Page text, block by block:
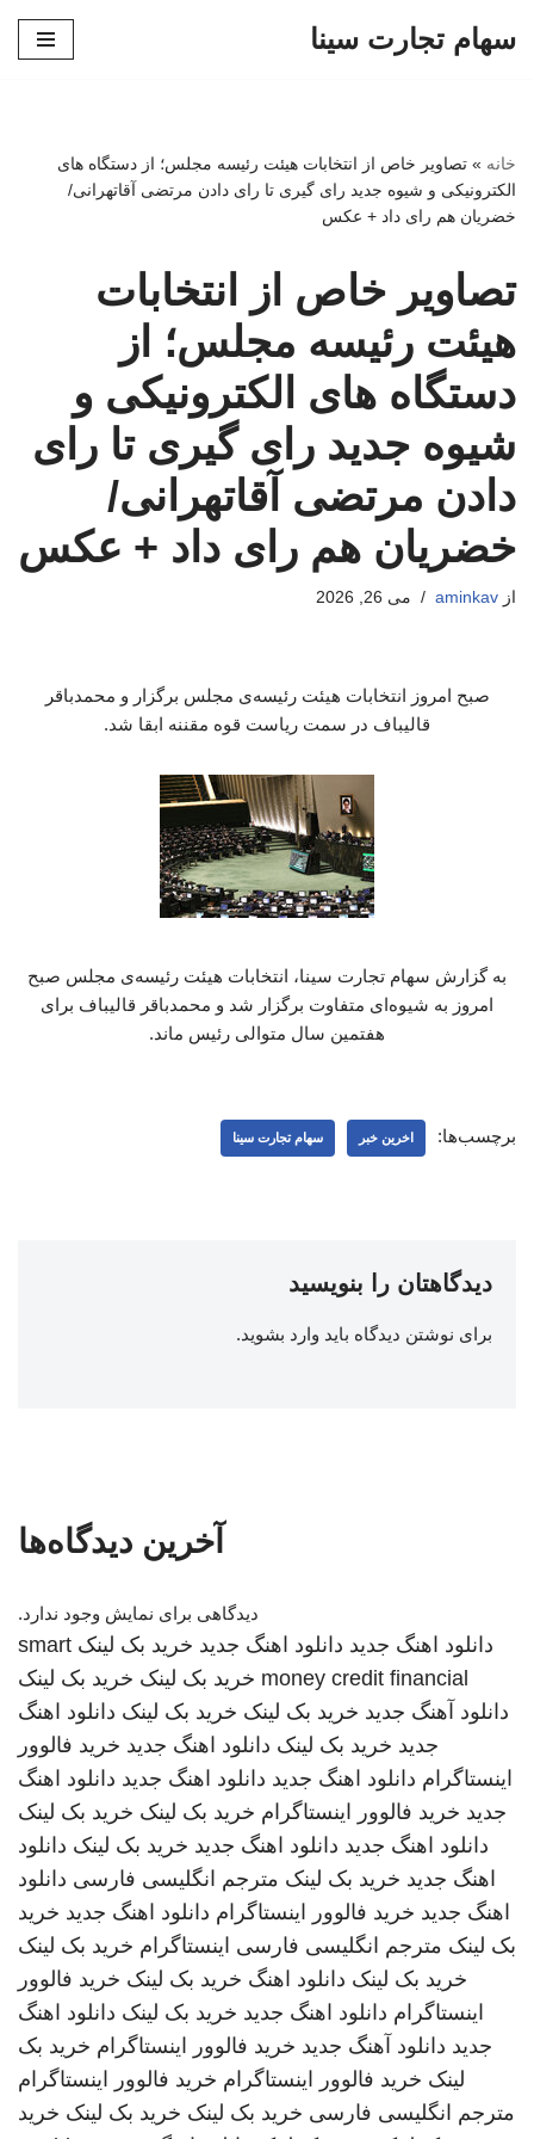
سهام تجارت سینا
خانه » تصاویر خاص از انتخابات هیئت رئیسه مجلس؛ از دستگاه های
الکترونیکی و شیوه جدید رای گیری تا رای دادن مرتضی آقاتهرانی/
خضریان هم رای داد + عکس
تصاویر خاص از انتخابات
هیئت رئیسه مجلس؛ از
دستگاه های الکترونیکی و
شیوه جدید رای گیری تا رای
دادن مرتضی آقاتهرانی/
خضریان هم رای داد + عکس
از aminkav می 26, 2026
صبح امروز انتخابات هیئت رئیسه‌ی مجلس برگزار و محمدباقر
قالیباف در سمت ریاست قوه مقننه ابقا شد.
به گزارش سهام تجارت سینا، انتخابات هیئت رئیسه‌ی مجلس صبح
امروز به شیوه‌ای متفاوت برگزار شد و محمدباقر قالیباف برای
هفتمین سال متوالی رئیس ماند.
برچسب‌ها: اخرین خبر سهام تجارت سینا
دیدگاهتان را بنویسید
برای نوشتن دیدگاه باید وارد بشوید.
آخرین دیدگاه‌ها
دیدگاهی برای نمایش وجود ندارد.
دانلود اهنگ جدید دانلود اهنگ جدید خرید بک لینک smart
money credit financial خرید بک لینک خرید بک لینک
دانلود آهنگ جدید خرید بک لینک خرید بک لینک دانلود اهنگ
جدید خرید بک لینک دانلود اهنگ جدید خرید فالوور
اینستاگرام دانلود اهنگ جدید دانلود اهنگ جدید دانلود اهنگ
جدید خرید فالوور اینستاگرام خرید بک لینک خرید بک لینک
دانلود اهنگ جدید دانلود اهنگ جدید خرید بک لینک دانلود
اهنگ جدید خرید بک لینک مترجم انگلیسی فارسی دانلود
اهنگ جدید خرید فالوور اینستاگرام دانلود اهنگ جدید خرید
بک لینک مترجم انگلیسی فارسی اینستاگرام خرید بک لینک
خرید بک لینک دانلود اهنگ خرید بک لینک خرید فالوور
اینستاگرام دانلود اهنگ جدید خرید بک لینک دانلود اهنگ
جدید دانلود آهنگ جدید خرید فالوور اینستاگرام خرید بک
لینک خرید فالوور اینستاگرام خرید فالوور اینستاگرام
مترجم انگلیسی فارسی خرید بک لینک خرید بک لینک خرید